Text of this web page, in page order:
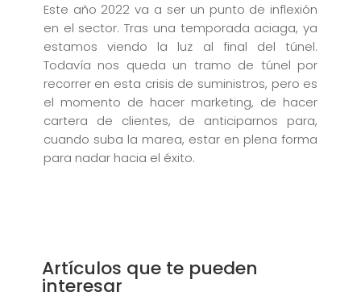
Este año 2022 va a ser un punto de inflexión
en el sector. Tras una temporada aciaga, ya
estamos viendo la luz al final del túnel.
Todavía nos queda un tramo de túnel por
recorrer en esta crisis de suministros, pero es
el momento de hacer marketing, de hacer
cartera de clientes, de anticiparnos para,
cuando suba la marea, estar en plena forma
para nadar hacia el éxito.
Artículos que te pueden
interesar